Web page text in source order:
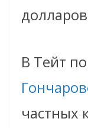
В Тейт
частных